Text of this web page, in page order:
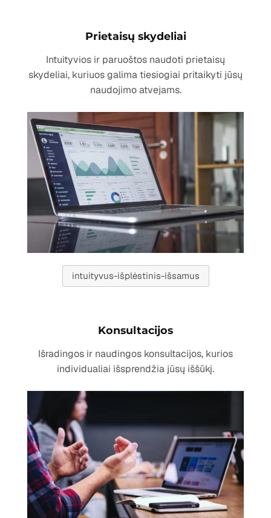
Prietaisų skydeliai
Intuityvios ir paruoštos naudoti prietaisų
skydeliai, kuriuos galima tiesiogiai pritaikyti jūsų
naudojimo atvejams.
intuityvus-išplėstinis-išsamus
Konsultacijos
Išradingos ir naudingos konsultacijos, kurios
individualiai išsprendžia jūsų iššūkį.